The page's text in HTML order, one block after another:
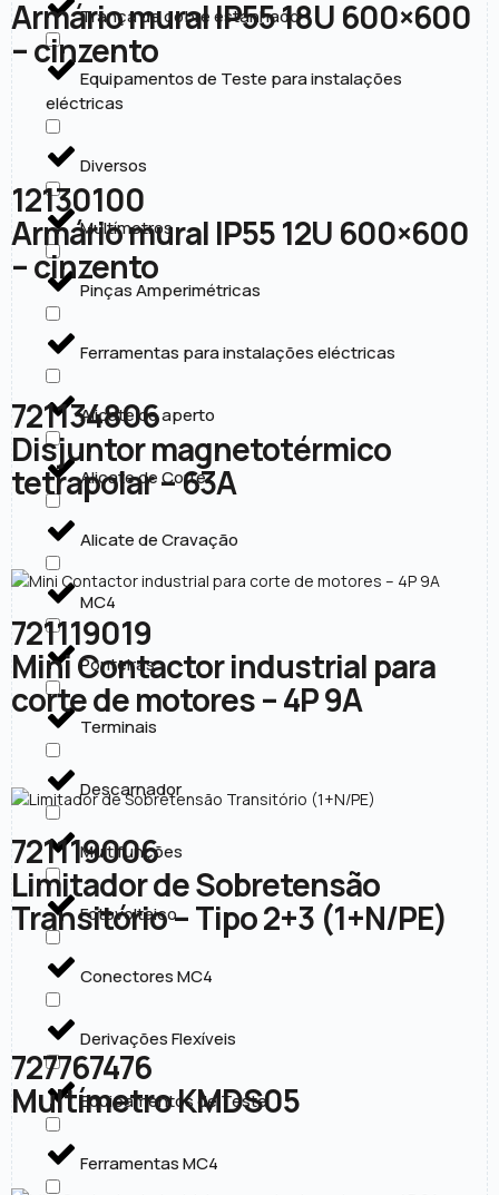
Trança de cobre estanhado
Equipamentos de Teste para instalações
eléctricas
Diversos
Multímetros
Pinças Amperimétricas
Ferramentas para instalações eléctricas
Alicate de aperto
Alicate de Corte
Alicate de Cravação
MC4
Ponteiras
Terminais
Descarnador
Multifunções
Fotovoltaico
Conectores MC4
Derivações Flexíveis
Equipamentos de Teste
Ferramentas MC4
Armário mural IP55 18U 600×600
– cinzento
12130100
Armário mural IP55 12U 600×600
– cinzento
721134806
Disjuntor magnetotérmico
tetrapolar – 63A
721119019
Mini Contactor industrial para
corte de motores – 4P 9A
721119006
Limitador de Sobretensão
Transitório – Tipo 2+3 (1+N/PE)
727767476
Multímetro KMDS05